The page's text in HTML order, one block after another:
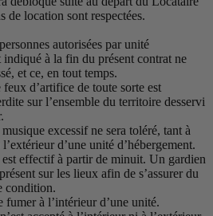
de location sont respectées.
autorisées par unité
indiqué à la fin du présent contrat ne
et ce, en tout temps.
d’artifice de toute sorte est
sur l’ensemble du territoire desservi
excessif ne sera toléré, tant à
d’une unité d’hébergement.
effectif à partir de minuit. Un gardien
sur les lieux afin de s’assurer du
condition.
fumer à l’intérieur d’une unité.